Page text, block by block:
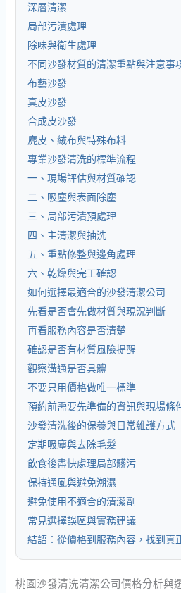
深層清潔
局部污漬處理
除味與衛生處理
不同沙發材質的清潔重點與注意事
布藝沙發
真皮沙發
合成皮沙發
麂皮、絨布與特殊布料
專業沙發清洗的標準流程
一、現場評估與材質確認
二、吸塵與表面除塵
三、局部污漬預處理
四、主清潔與抽洗
五、重點修整與邊角處理
六、乾燥與完工確認
如何選擇最適合的沙發清潔公司
先看是否會先做材質與現況判斷
再看服務內容是否清楚
確認是否有材質風險提醒
觀察溝通是否具體
不要只用價格做唯一標準
預約前需要先準備的資訊與現場條
沙發清洗後的保養與日常維護方式
定期吸塵與去除毛髮
飲食後盡快處理局部髒污
保持通風與避免潮濕
避免使用不適合的清潔劑
常見選擇誤區與實務建議
結語：從價格到服務內容，找到真
桃園沙發清洗清潔公司價格分析與